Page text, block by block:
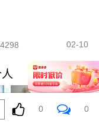
02-10
0 0